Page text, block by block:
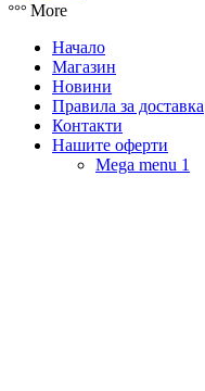
More
Начало
Магазин
Новини
Правила за доставка
Контакти
Нашите оферти
Mega menu 1